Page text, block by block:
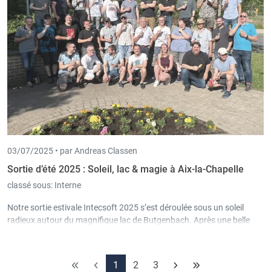
03/07/2025 • par Andreas Classen
Sortie d’été 2025 : Soleil, lac & magie à Aix-la-Chapelle
classé sous: Interne
Notre sortie estivale Intecsoft 2025 s’est déroulée sous un soleil
radieux autour du magnifique lac de Butgenbach. Après une belle
1 2 3